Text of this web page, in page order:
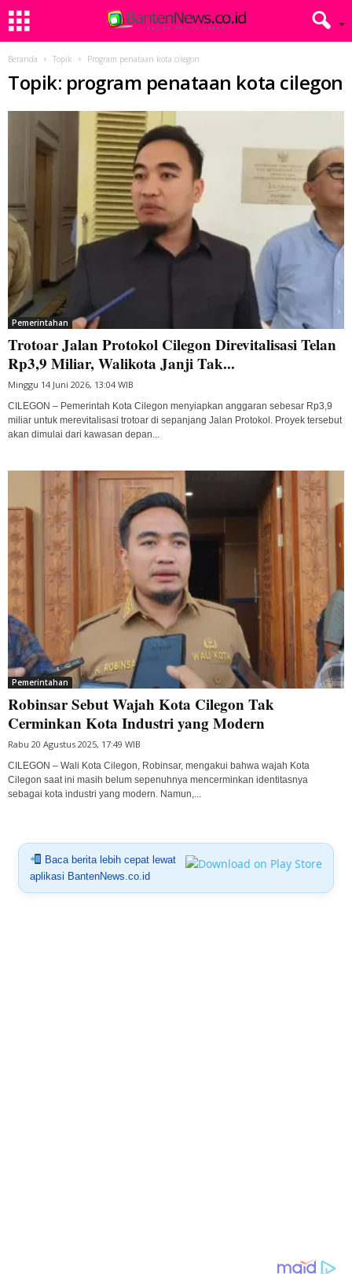
Beranda Topik Program penataan kota cilegon
Topik: program penataan kota cilegon
Pemerintahan
Trotoar Jalan Protokol Cilegon Direvitalisasi Telan
Rp3,9 Miliar, Walikota Janji Tak...
Minggu 14 Juni 2026, 13:04 WIB
CILEGON – Pemerintah Kota Cilegon menyiapkan anggaran sebesar Rp3,9
miliar untuk merevitalisasi trotoar di sepanjang Jalan Protokol. Proyek tersebut
akan dimulai dari kawasan depan...
Pemerintahan
Robinsar Sebut Wajah Kota Cilegon Tak
Cerminkan Kota Industri yang Modern
Rabu 20 Agustus 2025, 17:49 WIB
CILEGON – Wali Kota Cilegon, Robinsar, mengakui bahwa wajah Kota
Cilegon saat ini masih belum sepenuhnya mencerminkan identitasnya
sebagai kota industri yang modern. Namun,...
Baca berita lebih cepat lewat
aplikasi BantenNews.co.id